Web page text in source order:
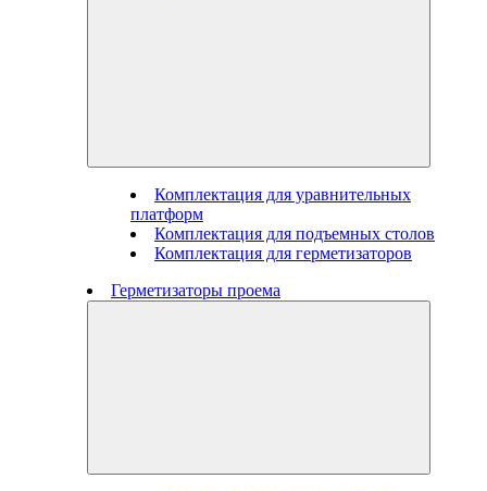
Комплектация для уравнительных
платформ
Комплектация для подъемных столов
Комплектация для герметизаторов
Герметизаторы проема